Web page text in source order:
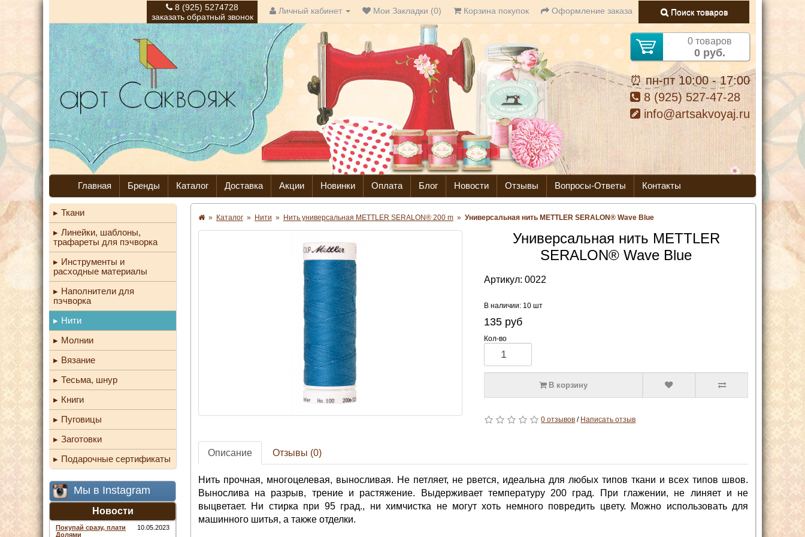
8 (925) 5274728
заказать обратный звонок
Личный кабинет Мои Закладки (0) Корзина покупок Оформление заказа Поиск товаров
0 товаров
0 руб.
⏰ пн-пт 10:00 - 17:00
8 (925) 527-47-28
info@artsakvoyaj.ru
Главная Бренды Каталог Доставка Акции Новинки Оплата Блог Новости Отзывы Вопросы-Ответы Контакты
Ткани
Линейки, шаблоны,
трафареты для пэчворка
Инструменты и
расходные материалы
Наполнители для
пэчворка
Нити
Молнии
Вязание
Тесьма, шнур
Книги
Пуговицы
Заготовки
Подарочные сертификаты
Мы в Instagram
Новости
Покупай сразу, плати
Долями
10.05.2023
» Каталог » Нити » Нить универсальная METTLER SERALON® 200 m » Универсальная нить METTLER SERALON® Wave Blue
Универсальная нить METTLER
SERALON® Wave Blue
Артикул:0022
В наличии: 10 шт
135 руб
Кол-во
В корзину
0 отзывов / Написать отзыв
Описание Отзывы (0)
Нить прочная, многоцелевая, выносливая. Не петляет, не рвется, идеальна для любых типов ткани и всех типов швов.
Вынослива на разрыв, трение и растяжение. Выдерживает температуру 200 град. При глажении, не линяет и не
выцветает. Ни стирка при 95 град., ни химчистка не могут хоть немного повредить цвету. Можно использовать для
машинного шитья, а также отделки.